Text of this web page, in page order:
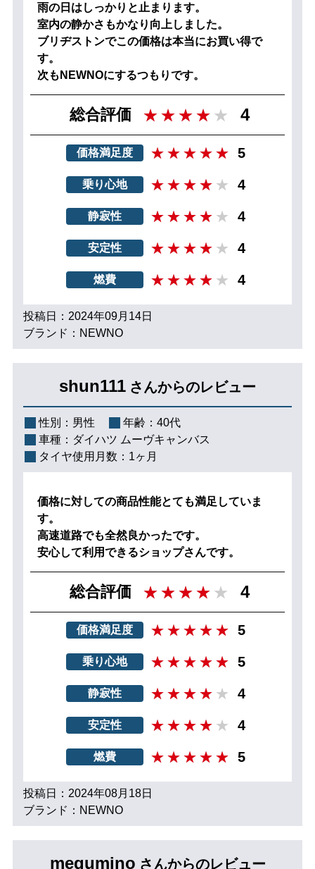
雨の日はしっかりと止まります。
室内の静かさもかなり向上しました。
ブリヂストンでこの価格は本当にお買い得で
す。
次もNEWNOにするつもりです。
総合評価 4
価格満足度 5
乗り心地 4
静寂性 4
安定性 4
燃費 4
投稿日：2024年09月14日
ブランド：NEWNO
shun111 さんからのレビュー
性別： 男性 年齢： 40代
車種： ダイハツ ムーヴキャンバス
タイヤ使用月数： 1ヶ月
価格に対しての商品性能とても満足していま
す。
高速道路でも全然良かったです。
安心して利用できるショップさんです。
総合評価 4
価格満足度 5
乗り心地 5
静寂性 4
安定性 4
燃費 5
投稿日：2024年08月18日
ブランド：NEWNO
megumino さんからのレビュー